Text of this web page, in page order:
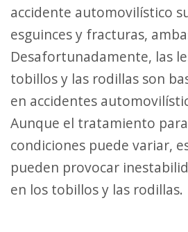
accidente automovilístico
esguinces y fracturas,
Desafortunadamente, las
tobillos y las rodillas son
en accidentes
Aunque el tratamiento
condiciones puede variar,
pueden provocar
en los tobillos y las rodillas.